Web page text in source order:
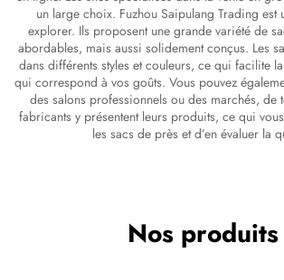
un large choix. Fuzhou Saipulang Trading est
explorer. Ils proposent une grande variété de
abordables, mais aussi solidement conçus. Les
dans différents styles et couleurs, ce qui facilite
qui correspond à vos goûts. Vous pouvez
des salons professionnels ou des marchés, de
fabricants y présentent leurs produits, ce qui
les sacs de près et d’en évaluer la
Nos produits